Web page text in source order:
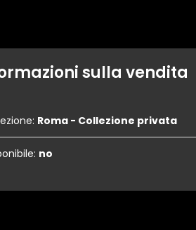
sulla vendita
Roma - Collezione privata
no